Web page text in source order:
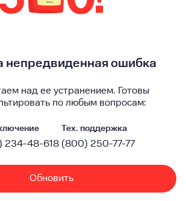
непредвиденная ошибка
над ее устранением. Готовы
по любым вопросам:
234-48-61
Тех. поддержка
8 (800) 250-77-77
Обновить